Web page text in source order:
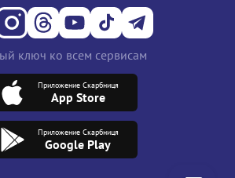
ключ ко всем сервисам
Приложение Скарбниця
App Store
Приложение Скарбниця
Google Play